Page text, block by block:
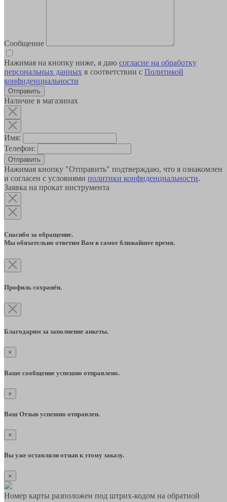
Сообщение
Нажимая на кнопку ниже, я даю согласие на обработку
персональных данных в соответствии с Политикой
конфиденциальности
Наличие в магазинах
Имя:
Телефон:
Отправить
Нажимая кнопку "Отправить" подтверждаю, что я ознакомлен
и согласен с условиями политики конфиденциальности.
Заявка на прокат инструмента
Спасибо за обращение.
Мы обязательно ответим Вам в самое ближайшее время.
Профиль сохранён.
Благодарим за заполнение анкеты.
×
Ваше сообщение успешно отправлено.
×
Ваш Отзыв успешно отправлен.
×
Вы уже оставляли отзыв к этому заказу.
×
Номер карты разположен под штрих-кодом на обратной